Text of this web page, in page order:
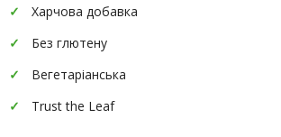
Харчова добавка
Без глютену
Вегетаріанська
Trust the Leaf